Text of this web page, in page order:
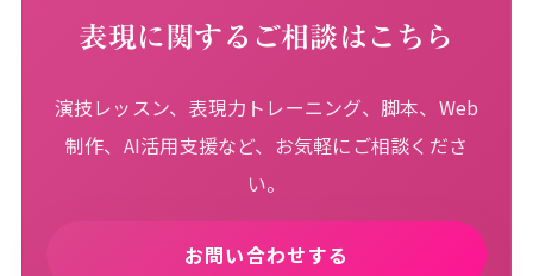
表現に関するご相談はこちら
演技レッスン、表現力トレーニング、脚本、Web
制作、AI活用支援など、お気軽にご相談くださ
い。
お問い合わせする